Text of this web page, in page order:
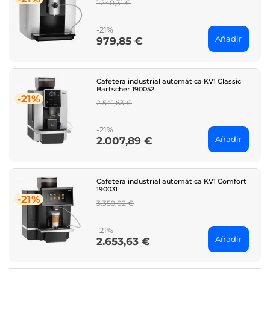
1.240,31 €
-21%
Price
979,85 € Añadir
-21%
Cafetera industrial automática KV1 Classic
Bartscher 190052
Regular
2.541,63 €
-21%
Price
2.007,89 € Añadir
-21%
Cafetera industrial automática KV1 Comfort
190031
Regular
3.359,02 €
-21%
Price
2.653,63 € Añadir